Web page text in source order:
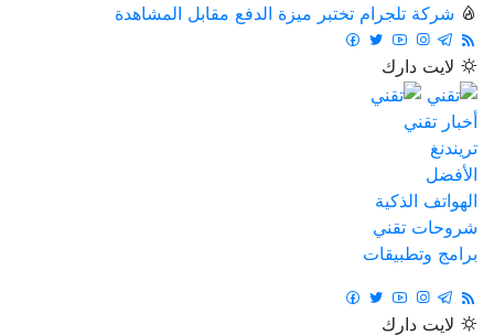
شركة تلجرام تختبر ميزة الدفع مقابل المشاهدة
لايت دارك
أخبار تقني
تريندنغ
الأفضل
الهواتف الذكية
شروحات تقني
برامج وتطبيقات
لايت دارك